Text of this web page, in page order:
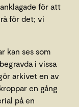
för att
för det; vi
kan ses som
i vissa
arkivet en av
en gång
på en